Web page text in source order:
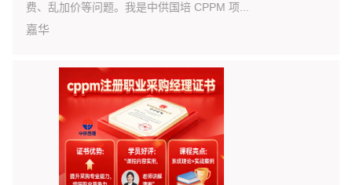
费、乱加价等问题。我是中供国培 CPPM 项...
嘉华